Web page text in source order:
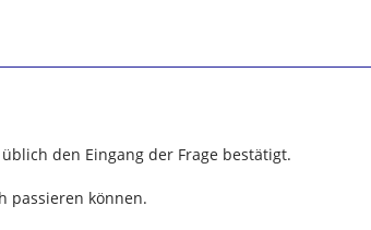
den Eingang der Frage bestätigt.
passieren können.